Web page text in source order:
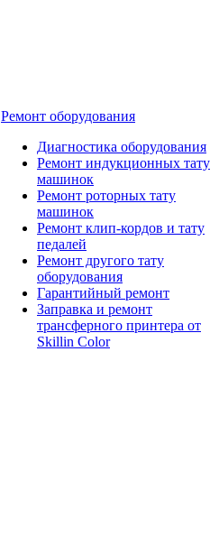
Ремонт оборудования
Диагностика оборудования
Ремонт индукционных тату
машинок
Ремонт роторных тату
машинок
Ремонт клип-кордов и тату
педалей
Ремонт другого тату
оборудования
Гарантийный ремонт
Заправка и ремонт
трансферного принтера от
Skillin Color